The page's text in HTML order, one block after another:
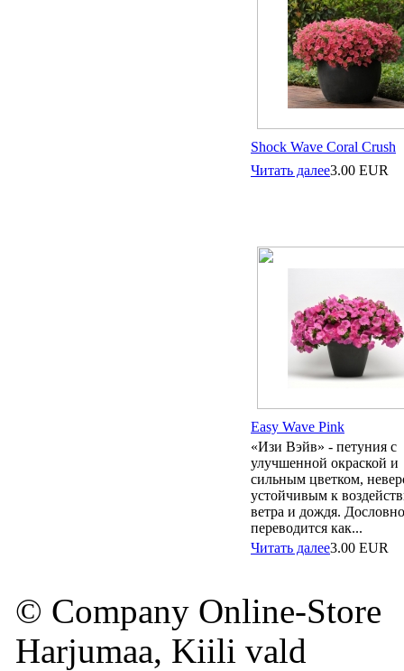
Shock Wave Coral Crush
Читать далее3.00 EUR
Easy Wave Pink
«Изи Вэйв» - петуния с
улучшенной окраской и
сильным цветком,
устойчивым к
ветра и дождя. Дословно
переводится как...
Читать далее3.00 EUR
© Company Online-Store
Harjumaa, Kiili vald